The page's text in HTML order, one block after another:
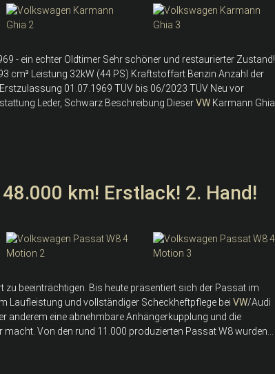
- ein echter Oldtimer Sehr schöner und restaurierter Zustand!
cm³ Leistung 32kW (44 PS) Kraftstoffart Benzin Anzahl der
01.07.1969 TÜV bis 06/2023 TÜV Neu vor
Leder, Schwarz Beschreibung DieserVW Karmann Ghia
km! Erstlack! 2. Hand!
zu beeinträchtigen. Bis heute präsentiert sich der Passat im
Laufleistung und vollständiger Scheckheftpflege bei VW/Audi
anderem eine abnehmbare Anhängerkupplung und die
Von den rund 11.000 produzierten Passat W8 wurden...